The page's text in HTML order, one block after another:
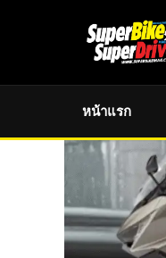
หน้าแรก